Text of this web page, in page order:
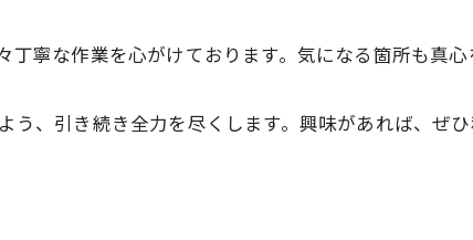
寧な作業を心がけております。気になる箇所も真心
う、引き続き全力を尽くします。興味があれば、ぜ